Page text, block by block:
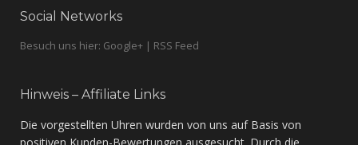
Social Networks
Besuch uns hier: Google+ | RSS Feed
Hinweis – Affiliate Links
Die vorgestellten Uhren wurden von uns auf Basis von